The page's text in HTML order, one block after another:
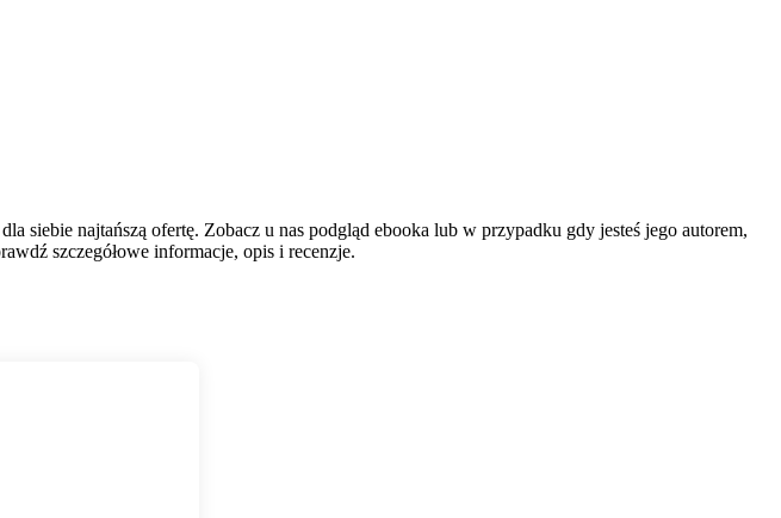
najtańszą ofertę. Zobacz u nas podgląd ebooka lub w przypadku gdy jesteś jego autorem,
szczegółowe informacje, opis i recenzje.